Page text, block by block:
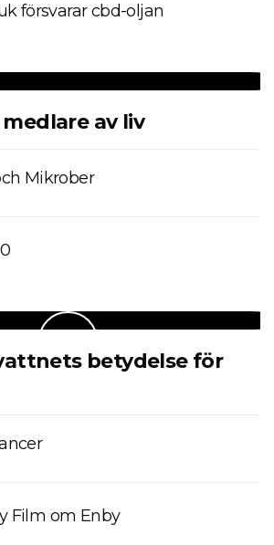
försvarar cbd-oljan
av liv
Mikrober
betydelse för
Film om Enby